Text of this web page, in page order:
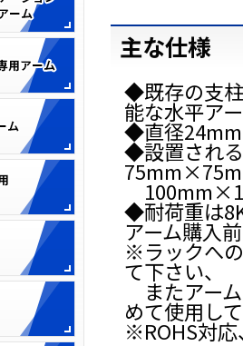
主な仕様
◆既存の支
能な水平ア
◆直径24mm
◆設置され
◆耐荷重は
アーム購入
※ラックへ
て下さい、
またアー
めて使用し
※ROHS対